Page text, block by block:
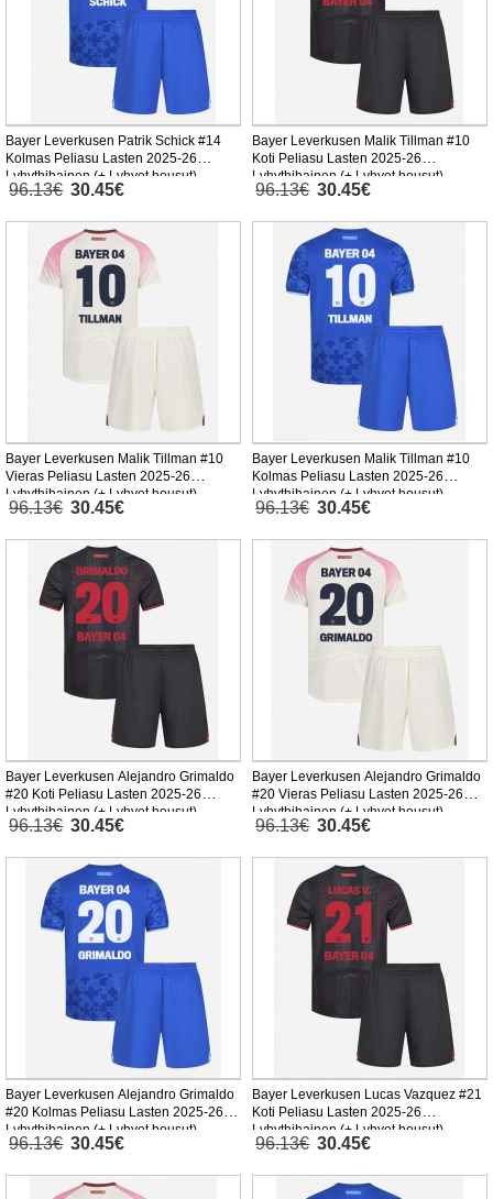
Bayer Leverkusen Patrik Schick #14
Kolmas Peliasu Lasten 2025-26
Lyhythihainen (+ Lyhyet housut)
96.13€ 30.45€
Bayer Leverkusen Malik Tillman #10
Koti Peliasu Lasten 2025-26
Lyhythihainen (+ Lyhyet housut)
96.13€ 30.45€
Bayer Leverkusen Malik Tillman #10
Vieras Peliasu Lasten 2025-26
Lyhythihainen (+ Lyhyet housut)
96.13€ 30.45€
Bayer Leverkusen Malik Tillman #10
Kolmas Peliasu Lasten 2025-26
Lyhythihainen (+ Lyhyet housut)
96.13€ 30.45€
Bayer Leverkusen Alejandro Grimaldo
#20 Koti Peliasu Lasten 2025-26
Lyhythihainen (+ Lyhyet housut)
96.13€ 30.45€
Bayer Leverkusen Alejandro Grimaldo
#20 Vieras Peliasu Lasten 2025-26
Lyhythihainen (+ Lyhyet housut)
96.13€ 30.45€
Bayer Leverkusen Alejandro Grimaldo
#20 Kolmas Peliasu Lasten 2025-26
Lyhythihainen (+ Lyhyet housut)
96.13€ 30.45€
Bayer Leverkusen Lucas Vazquez #21
Koti Peliasu Lasten 2025-26
Lyhythihainen (+ Lyhyet housut)
96.13€ 30.45€